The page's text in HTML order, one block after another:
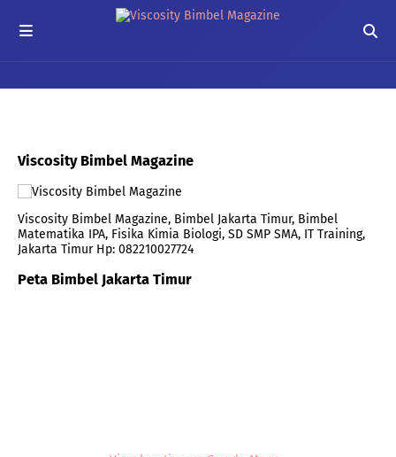
Viscosity Bimbel Magazine
Viscosity Bimbel Magazine, Bimbel Jakarta Timur, Bimbel
Matematika IPA, Fisika Kimia Biologi, SD SMP SMA, IT Training,
Jakarta Timur Hp: 082210027724
Peta Bimbel Jakarta Timur